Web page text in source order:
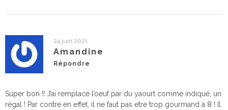
24 juin 2021
Amandine
Répondre
Super bon !! J’ai remplacé l’oeuf par du yaourt comme indiqué, un
régal ! Par contre en effet, il ne faut pas etre trop gourmand à 8 ! Il